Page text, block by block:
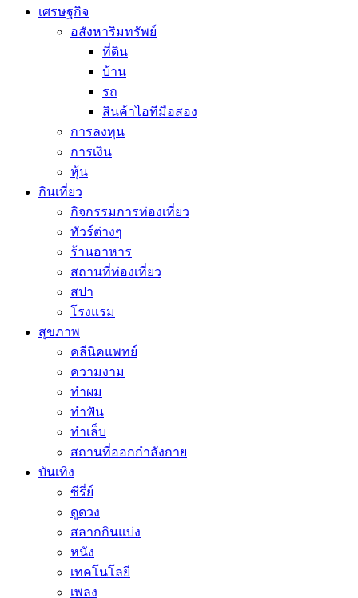
เศรษฐกิจ
อสังหาริมทรัพย์
ที่ดิน
บ้าน
รถ
สินค้าไอทีมือสอง
การลงทุน
การเงิน
หุ้น
กินเที่ยว
กิจกรรมการท่องเที่ยว
ทัวร์ต่างๆ
ร้านอาหาร
สถานที่ท่องเที่ยว
สปา
โรงแรม
สุขภาพ
คลีนิคแพทย์
ความงาม
ทำผม
ทำฟัน
ทำเล็บ
สถานที่ออกกำลังกาย
บันเทิง
ซีรี่ย์
ดูดวง
สลากกินแบ่ง
หนัง
เทคโนโลยี
เพลง